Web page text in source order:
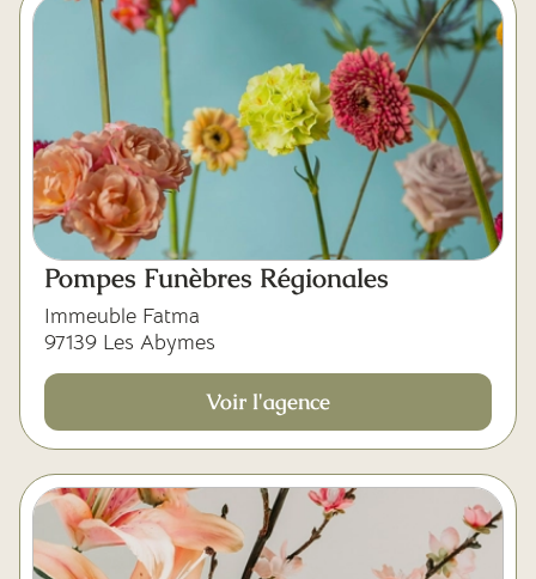
Pompes Funèbres Régionales
Immeuble Fatma
97139 Les Abymes
Voir l'agence